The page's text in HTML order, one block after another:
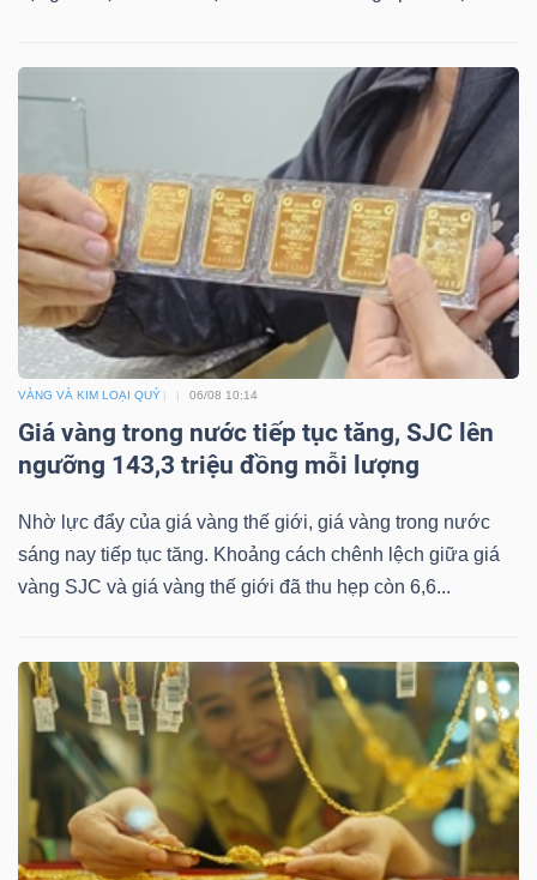
VÀNG VÀ KIM LOẠI QUÝ 06/08 10:14
Giá vàng trong nước tiếp tục tăng, SJC lên
ngưỡng 143,3 triệu đồng mỗi lượng
Nhờ lực đẩy của giá vàng thế giới, giá vàng trong nước
sáng nay tiếp tục tăng. Khoảng cách chênh lệch giữa giá
vàng SJC và giá vàng thế giới đã thu hẹp còn 6,6...